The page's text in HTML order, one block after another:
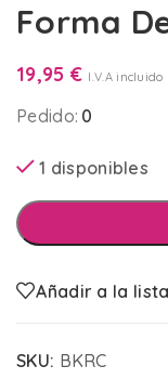
Forma
19,95 € I.V.A incluido
Pedido: 0
1 disponibles
Añadir a la
SKU: BKRC